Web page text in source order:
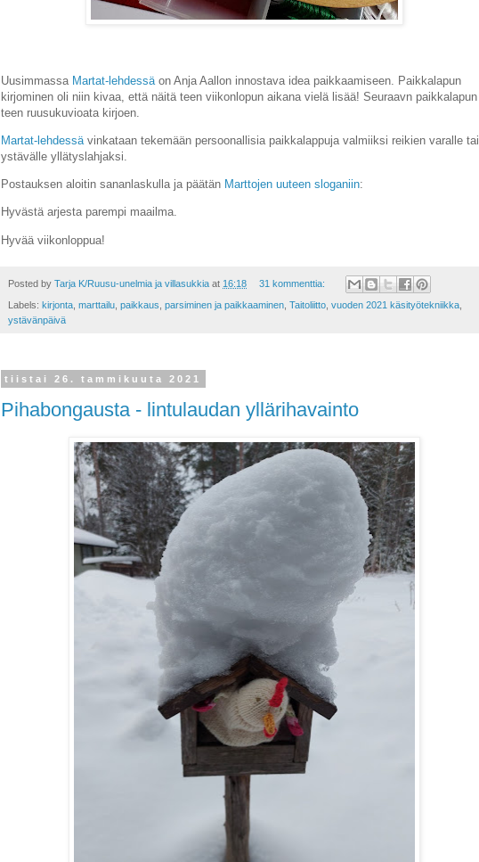
Uusimmassa Martat-lehdessä on Anja Aallon innostava idea paikkaamiseen. Paikkalapun
kirjominen oli niin kivaa, että näitä teen viikonlopun aikana vielä lisää! Seuraavn paikkalapun
teen ruusukuvioata kirjoen.
Martat-lehdessä vinkataan tekemään persoonallisia paikkalappuja valmiiksi reikien varalle tai
ystävälle yllätyslahjaksi.
Postauksen aloitin sananlaskulla ja päätän Marttojen uuteen sloganiin:
Hyvästä arjesta parempi maailma.
Hyvää viikonloppua!
Posted by Tarja K/Ruusu-unelmia ja villasukkia at 16:18 31 kommenttia:
Labels: kirjonta marttailu paikkaus parsiminen ja paikkaaminen Taitoliitto vuoden 2021 käsityötekniikka
ystävänpäivä
tiistai 26. tammikuuta 2021
Pihabongausta - lintulaudan yllärihavainto